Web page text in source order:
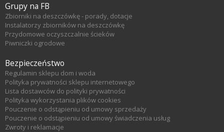
Grupy na FB
Zbiorniki na deszczówkę - porady, dotacje
Instalatorzy zbiorników na deszczówkę
Przydomowe oczyszczalnie ścieków
Piwniczki ogrodowe
Bezpieczeństwo
Regulamin sklepu dom i woda
Polityka prywatności sklepu internetowego
Lista dostawców do polityki prywatności
Polityka wykorzystania plików cookies
Pouczenie o odstąpieniu od umowy sprzedaży
Pouczenie o odstąpieniu od umowy świadczenia usług
Zwroty i reklamacje